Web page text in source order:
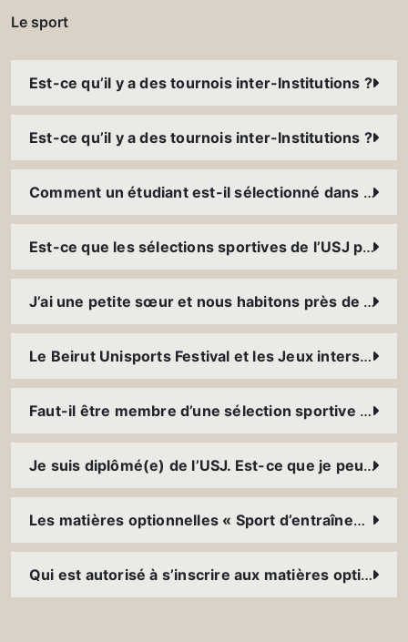
Le sport
Est-ce qu’il y a des tournois inter-Institutions ?
Est-ce qu’il y a des tournois inter-Institutions ?
Comment un étudiant est-il sélectionné dans une sélection sportive ?
Est-ce que les sélections sportives de l’USJ participent à des tournois à l’international ?
J’ai une petite sœur et nous habitons près de l’USJ, est-ce qu’il y a des programmes d’entraînements et de compétitions pour les enfants ?
Le Beirut Unisports Festival et les Jeux interscolaires de l’USJ ; comment vivre l’expérience ?
Faut-il être membre d’une sélection sportive pour participer au « Beach University Games » ?
Je suis diplômé(e) de l’USJ. Est-ce que je peux toujours pratiquer mon sport à l’USJ ?
Les matières optionnelles « Sport d’entraînements » du Service du sport ; il s’agit de cours à 100% pratiques ou il y a de la théorie ?
Qui est autorisé à s’inscrire aux matières optionnelles « Sport de compétition » du Service du sport ?